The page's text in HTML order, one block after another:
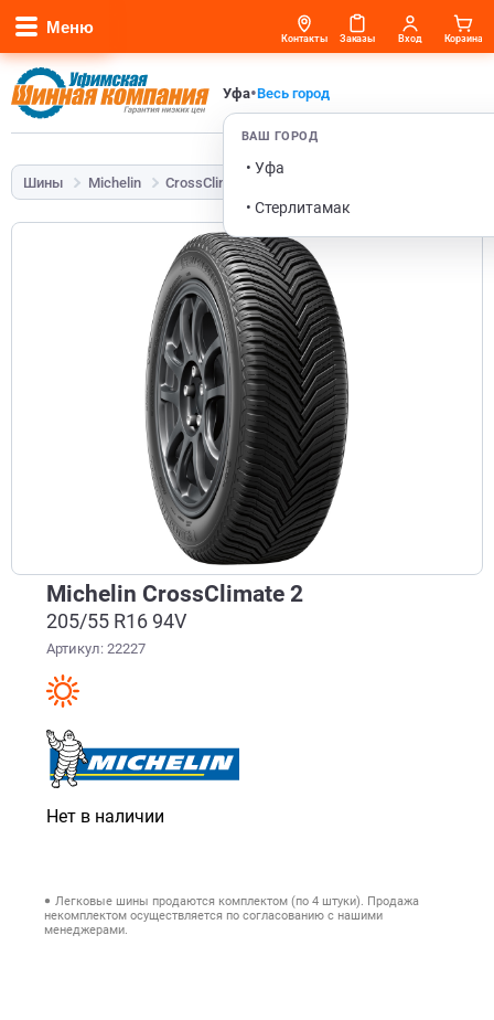
Меню
Уфа•Весь город
ВАШ ГОРОД
• Уфа
• Стерлитамак
Контакты Заказы Вход Корзина
Шины Michelin CrossClimate 2
Michelin CrossClimate 2
205/55 R16 94V
Артикул: 22227
Нет в наличии
Легковые шины продаются комплектом (по 4 штуки). Продажа
некомплектом осуществляется по согласованию с нашими
менеджерами.